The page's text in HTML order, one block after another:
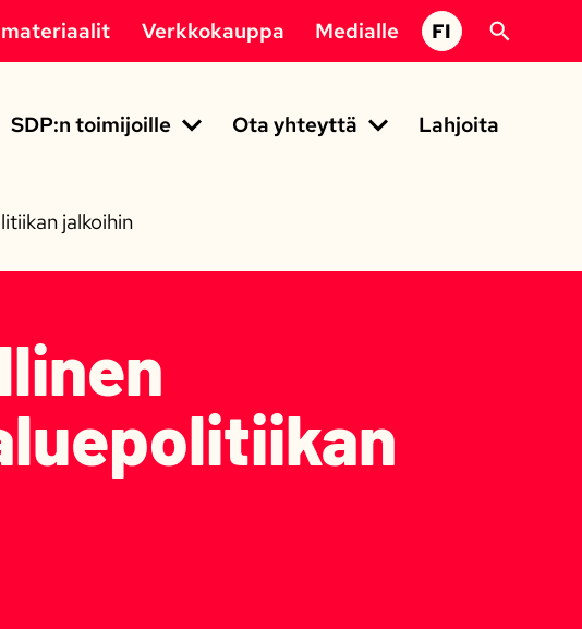
SDP:n toimijoille Ota yhteyttä Lahjoita
Verkkokauppa Medialle FI
jalkoihin